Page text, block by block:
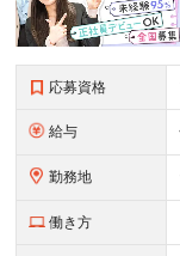
応募資格
給与
勤務地
働き方